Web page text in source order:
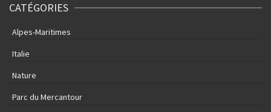
CATÉGORIES
Alpes-Maritimes
Italie
Nature
Parc du Mercantour